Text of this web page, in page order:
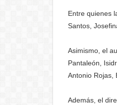
Entre quienes
Santos,
Asimismo, el
Pantaleón,
Antonio Rojas,
Además, el